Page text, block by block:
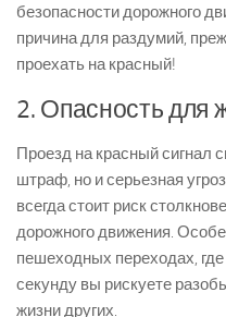
безопасности дорожного
причина для раздумий,
проехать на красный!
2. Опасность для
Проезд на красный сигнал
штраф, но и серьезная
всегда стоит риск
дорожного движения.
пешеходных переходах,
секунду вы рискуете
жизни других.